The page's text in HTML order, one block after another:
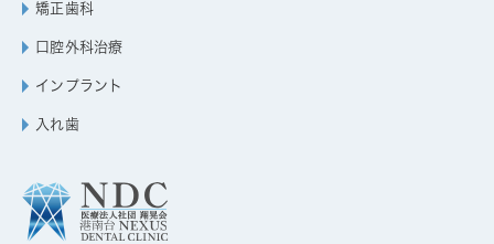
矯正歯科
口腔外科治療
インプラント
入れ歯